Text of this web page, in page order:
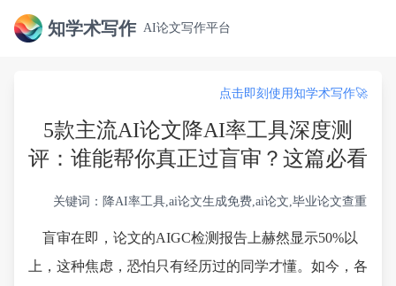
知学术写作 AI论文写作平台
点击即刻使用知学术写作🚀
5款主流AI论文降AI率工具深度测
评：谁能帮你真正过盲审？这篇必看
关键词：降AI率工具,ai论文生成免费,ai论文,毕业论文查重
盲审在即，论文的AIGC检测报告上赫然显示50%以
上，这种焦虑，恐怕只有经历过的同学才懂。如今，各